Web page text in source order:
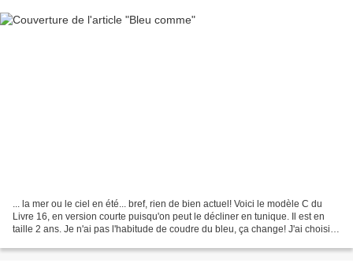
... la mer ou le ciel en été... bref, rien de bien actuel! Voici le modèle C du
Livre 16, en version courte puisqu'on peut le décliner en tunique. Il est en
taille 2 ans. Je n'ai pas l'habitude de coudre du bleu, ça change! J'ai choisi